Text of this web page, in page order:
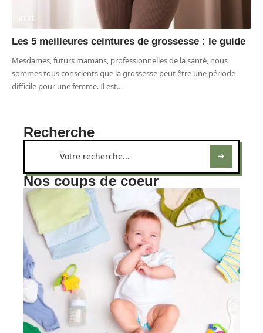
BÉBÉ
Les 5 meilleures ceintures de grossesse : le guide
Mesdames, futurs mamans, professionnelles de la santé, nous
sommes tous conscients que la grossesse peut être une période
difficile pour une femme. Il est…
Recherche
Nos coups de coeur